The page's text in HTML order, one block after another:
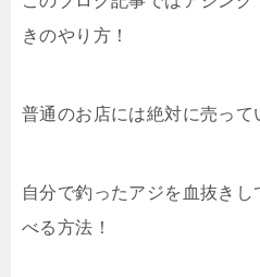
きのやり方！
普通のお店には絶対に売って
自分で釣ったアジを血抜き
べる方法！